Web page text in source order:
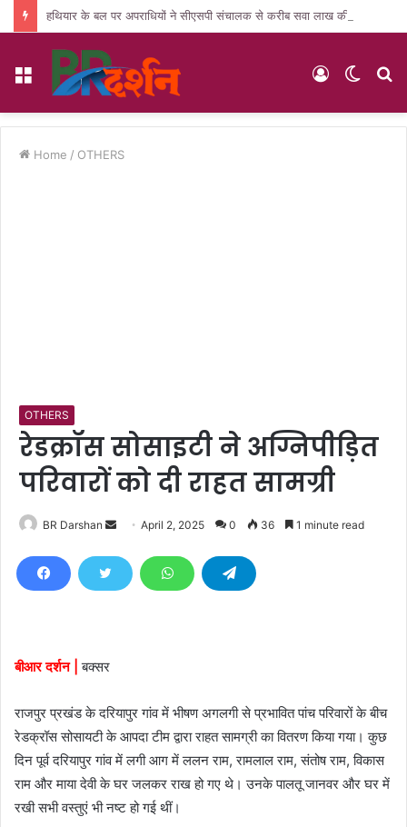
Menu
Switch
Log
Home / OTHERS
OTHERS
रेडक्रॉस सोसाइटी ने अग्निपीड़ित
परिवारों को दी राहत सामग्री
BR Darshan
d
April 2, 2025 0 36 1 minute read
बीआर दर्शन | बक्सर
राजपुर प्रखंड के दरियापुर गांव में भीषण अगलगी से प्रभावित पांच परिवारों के बीच
रेडक्रॉस सोसायटी के आपदा टीम द्वारा राहत सामग्री का वितरण किया गया। कुछ
दिन पूर्व दरियापुर गांव में लगी आग में ललन राम, रामलाल राम, संतोष राम, विकास
राम और माया देवी के घर जलकर राख हो गए थे। उनके पालतू जानवर और घर में
रखी सभी वस्तुएं भी नष्ट हो गई थीं।